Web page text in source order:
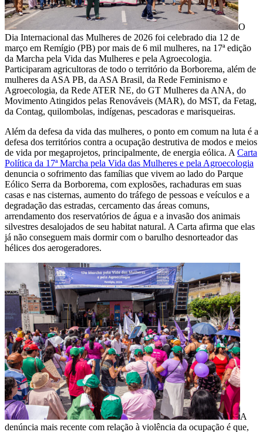
O
Dia Internacional das Mulheres de 2026 foi celebrado dia 12 de
março em Remígio (PB) por mais de 6 mil mulheres, na 17ª edição
da Marcha pela Vida das Mulheres e pela Agroecologia.
Participaram agricultoras de todo o território da Borborema, além de
mulheres da ASA PB, da ASA Brasil, da Rede Feminismo e
Agroecologia, da Rede ATER NE, do GT Mulheres da ANA, do
Movimento Atingidos pelas Renováveis (MAR), do MST, da Fetag,
da Contag, quilombolas, indígenas, pescadoras e marisqueiras.
Além da defesa da vida das mulheres, o ponto em comum na luta é a
defesa dos territórios contra a ocupação destrutiva de modos e meios
de vida por megaprojetos, principalmente, de energia eólica. A Carta
Política da 17ª Marcha pela Vida das Mulheres e pela Agroecologia
denuncia o sofrimento das famílias que vivem ao lado do Parque
Eólico Serra da Borborema, com explosões, rachaduras em suas
casas e nas cisternas, aumento do tráfego de pessoas e veículos e a
degradação das estradas, cercamento das áreas comuns,
arrendamento dos reservatórios de água e a invasão dos animais
silvestres desalojados de seu habitat natural. A Carta afirma que elas
já não conseguem mais dormir com o barulho desnorteador das
hélices dos aerogeradores.
A
denúncia mais recente com relação à violência da ocupação é que,